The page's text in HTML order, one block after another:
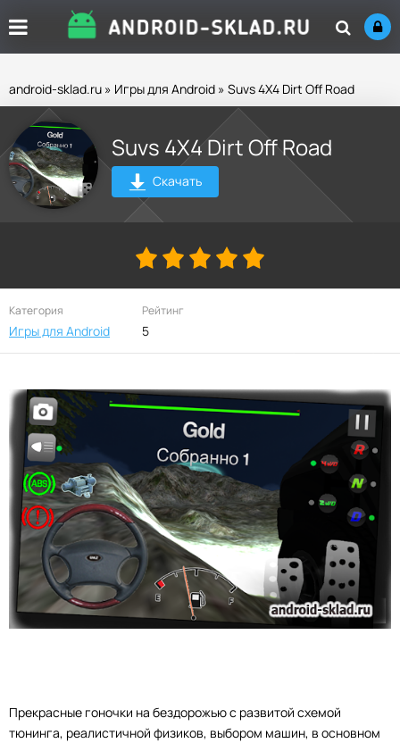
android-sklad.ru » Игры для Android » Suvs 4X4 Dirt Off Road
Suvs 4X4 Dirt Off Road
Скачать
Категория
Игры для Android
Рейтинг
5
Прекрасные гоночки на бездорожью с развитой схемой
тюнинга, реалистичной физиков, выбором машин, в основном